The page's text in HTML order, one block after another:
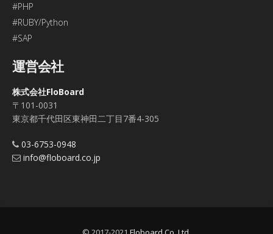
#PHP
#RUBY/Python
#SAP
運営会社
株式会社FloBoard
〒101-0031
東京都千代田区東神田二丁目7番4-305
03-6753-0948
info@floboard.co.jp